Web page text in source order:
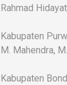
Rahmad
Kabupaten
M. Mahendra,
Kabupaten